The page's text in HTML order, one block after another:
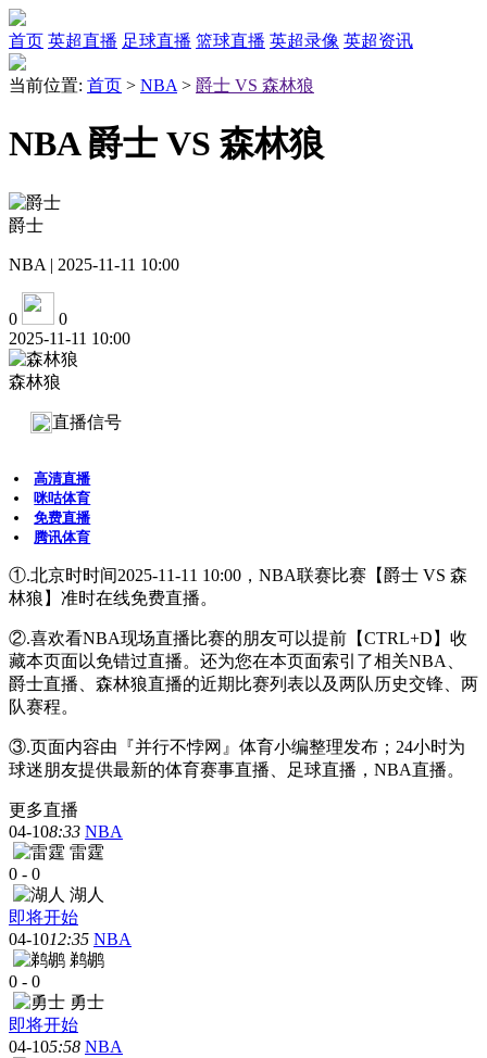
首页 英超直播 足球直播 篮球直播 英超录像 英超资讯
当前位置: 首页 > NBA > 爵士 VS 森林狼
NBA 爵士 VS 森林狼
爵士
NBA | 2025-11-11 10:00
0
0
2025-11-11 10:00
森林狼
直播信号
高清直播
咪咕体育
免费直播
腾讯体育
①.北京时时间2025-11-11 10:00，NBA联赛比赛【爵士 VS 森
林狼】准时在线免费直播。
②.喜欢看NBA现场直播比赛的朋友可以提前【CTRL+D】收
藏本页面以免错过直播。还为您在本页面索引了相关NBA、
爵士直播、森林狼直播的近期比赛列表以及两队历史交锋、两
队赛程。
③.页面内容由『并行不悖网』体育小编整理发布；24小时为
球迷朋友提供最新的体育赛事直播、足球直播，NBA直播。
更多直播
04-108:33 NBA
雷霆
0 - 0
湖人
即将开始
04-1012:35 NBA
鹈鹕
0 - 0
勇士
即将开始
04-105:58 NBA